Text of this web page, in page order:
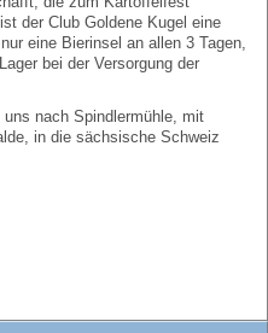
der Club Goldene Kugel eine
eine Bierinsel an allen 3 Tagen,
bei der Versorgung der
nach Spindlermühle, mit
in die sächsische Schweiz